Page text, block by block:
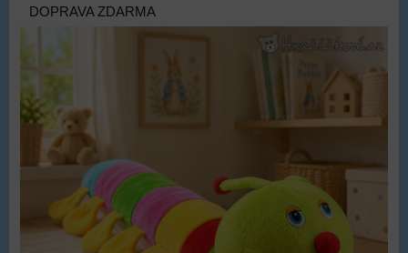
DOPRAVA ZDARMA